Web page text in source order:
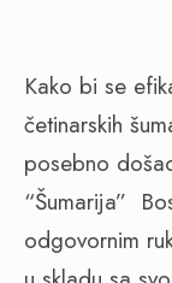
Kako bi se
četinarskih
posebno
“Šumarija”
odgovornim